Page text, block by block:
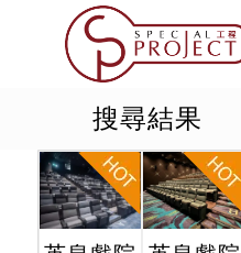
搜尋結果